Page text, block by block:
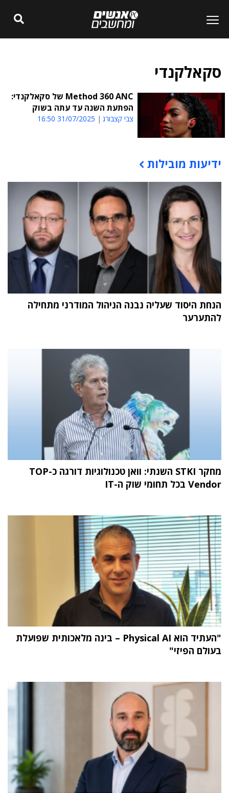
סקאלקנדי
Method 360 ANC של סקאלקנדי:
הפתעת השנה עד עתה בשוק
צבי קצבורג 31/07/2025 16:50
תוכן פרסומי
ידיעות מובילות
הנחת היסוד שעליה נבנה הניהול המודרני מתחילה
להתערער
מחקר STKI השנתי: וואן טכנולוגיות דורגה כ-TOP
Vendor בכל תחומי שוק ה-IT
"העתיד הוא Physical AI – בינה מלאכותית שפועלת
בעולם הפיזי"